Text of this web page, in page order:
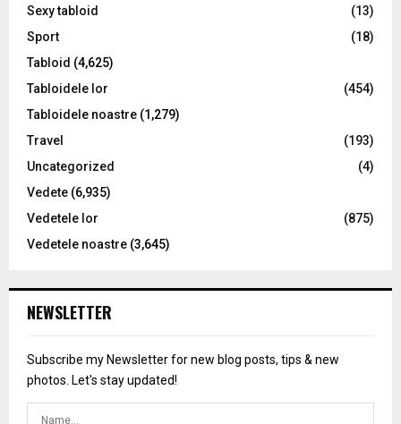
Sexy tabloid
(13)
Sport
(18)
Tabloid (4,625)
Tabloidele lor
(454)
Tabloidele noastre (1,279)
Travel
(193)
Uncategorized
(4)
Vedete (6,935)
Vedetele lor
(875)
Vedetele noastre (3,645)
NEWSLETTER
Subscribe my Newsletter for new blog posts, tips & new
photos. Let's stay updated!